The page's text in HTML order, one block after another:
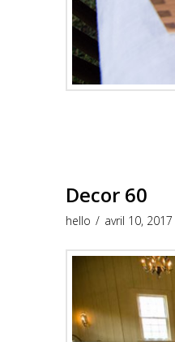
Decor 60
hello avril 10, 2017